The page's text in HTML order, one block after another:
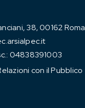
38, 00162 Roma
04838391003
con il Pubblico